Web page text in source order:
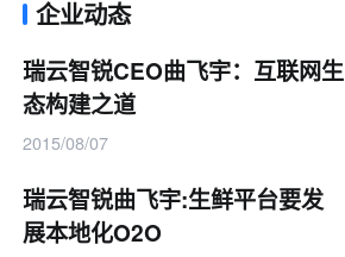
企业动态
瑞云智锐CEO曲飞宇：互联网生
态构建之道
2015/08/07
瑞云智锐曲飞宇:生鲜平台要发
展本地化O2O